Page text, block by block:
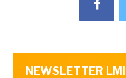
NEWSLETTER LMI